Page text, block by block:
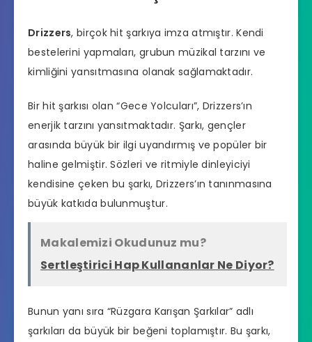
Drizzers, birçok hit şarkıya imza atmıştır. Kendi
bestelerini yapmaları, grubun müzikal tarzını ve
kimliğini yansıtmasına olanak sağlamaktadır.
Bir hit şarkısı olan “Gece Yolcuları”, Drizzers’ın
enerjik tarzını yansıtmaktadır. Şarkı, gençler
arasında büyük bir ilgi uyandırmış ve popüler bir
haline gelmiştir. Sözleri ve ritmiyle dinleyiciyi
kendisine çeken bu şarkı, Drizzers’ın tanınmasına
büyük katkıda bulunmuştur.
Makalemizi Okudunuz mu?
Sertleştirici Hap Kullananlar Ne Diyor?
Bunun yanı sıra “Rüzgara Karışan Şarkılar” adlı
şarkıları da büyük bir beğeni toplamıştır. Bu şarkı,